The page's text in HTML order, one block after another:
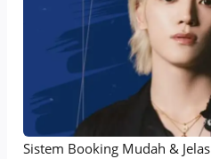
Sistem Booking Mudah & Jelas